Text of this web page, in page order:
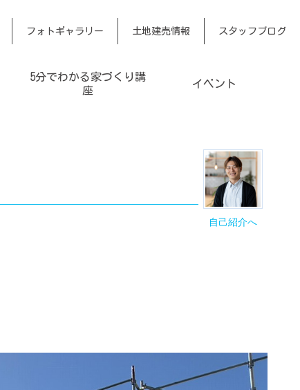
フォトギャラリー 土地建売情報 スタッフブログ
5分でわかる家づくり講
座
イベント
自己紹介へ